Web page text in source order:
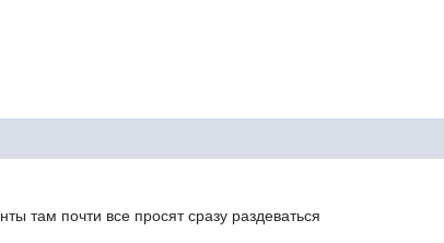
там почти все просят сразу раздеваться